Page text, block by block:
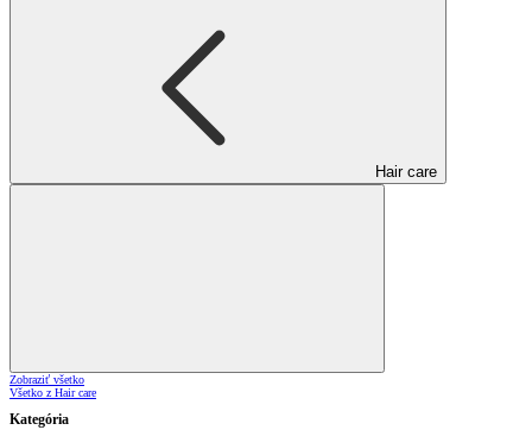
Hair care
Zobraziť všetko
Všetko z Hair care
Kategória